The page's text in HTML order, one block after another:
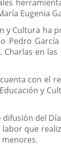
Eugenia
y Cultura
Charlas en
con el
y
del
que